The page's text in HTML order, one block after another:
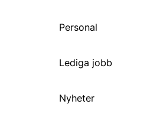
Personal
Lediga jobb
Nyheter